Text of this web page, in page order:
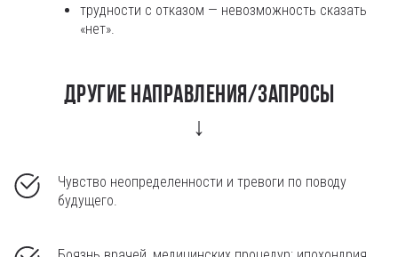
трудности с отказом — невозможность сказать
«нет».
Другие направления/запросы
↓
Чувство неопределенности и тревоги по поводу
будущего.